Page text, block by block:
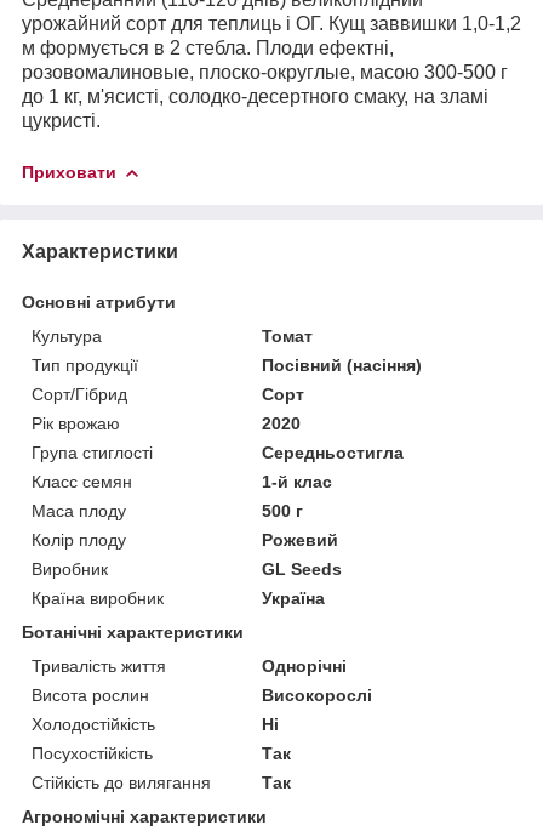
урожайний сорт для теплиць і ОГ. Кущ заввишки 1,0-1,2
м формується в 2 стебла. Плоди ефектні,
розовомалиновые, плоско-округлые, масою 300-500 г
до 1 кг, м'ясисті, солодко-десертного смаку, на зламі
цукристі.
Приховати
Характеристики
Основні атрибути
Культура
Томат
Тип продукції
Посівний (насіння)
Сорт/Гібрид
Сорт
Рік врожаю
2020
Група стиглості
Середньостигла
Класс семян
1-й клас
Маса плоду
500 г
Колір плоду
Рожевий
Виробник
GL Seeds
Країна виробник
Україна
Ботанічні характеристики
Тривалість життя
Однорічні
Висота рослин
Високорослі
Холодостійкість
Ні
Посухостійкість
Так
Стійкість до вилягання
Так
Агрономічні характеристики